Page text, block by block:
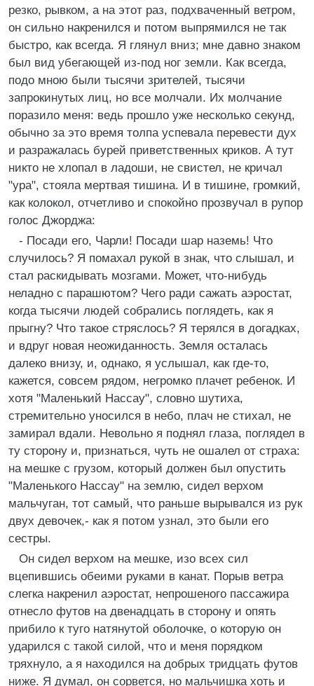
резко, рывком, а на этот раз, подхваченный ветром,
он сильно накренился и потом выпрямился не так
быстро, как всегда. Я глянул вниз; мне давно знаком
был вид убегающей из-под ног земли. Как всегда,
подо мною были тысячи зрителей, тысячи
запрокинутых лиц, но все молчали. Их молчание
поразило меня: ведь прошло уже несколько секунд,
обычно за это время толпа успевала перевести дух
и разражалась бурей приветственных криков. А тут
никто не хлопал в ладоши, не свистел, не кричал
"ура", стояла мертвая тишина. И в тишине, громкий,
как колокол, отчетливо и спокойно прозвучал в рупор
голос Джорджа:
- Посади его, Чарли! Посади шар наземь! Что
случилось? Я помахал рукой в знак, что слышал, и
стал раскидывать мозгами. Может, что-нибудь
неладно с парашютом? Чего ради сажать аэростат,
когда тысячи людей собрались поглядеть, как я
прыгну? Что такое стряслось? Я терялся в догадках,
и вдруг новая неожиданность. Земля осталась
далеко внизу, и, однако, я услышал, как где-то,
кажется, совсем рядом, негромко плачет ребенок. И
хотя "Маленький Нассау", словно шутиха,
стремительно уносился в небо, плач не стихал, не
замирал вдали. Невольно я поднял глаза, поглядел в
ту сторону и, признаться, чуть не ошалел от страха:
на мешке с грузом, который должен был опустить
"Маленького Нассау" на землю, сидел верхом
мальчуган, тот самый, что раньше вырывался из рук
двух девочек,- как я потом узнал, это были его
сестры.
Он сидел верхом на мешке, изо всех сил
вцепившись обеими руками в канат. Порыв ветра
слегка накренил аэростат, непрошеного пассажира
отнесло футов на двенадцать в сторону и опять
прибило к туго натянутой оболочке, о которую он
ударился с такой силой, что и меня порядком
тряхнуло, а я находился на добрых тридцать футов
ниже. Я думал, он сорвется, но мальчишка хоть и